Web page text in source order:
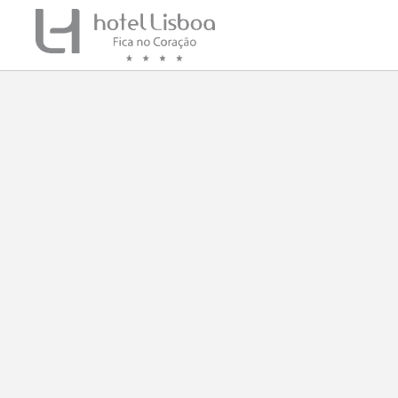
Avenida Da Liberdade del Hotel Lisboa en Lisboa. Web Oficial.